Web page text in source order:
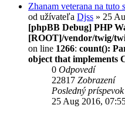
Zhanam veterana na tuto
od užívateľa Djss » 25
[phpBB Debug] PHP
[ROOT]/vendor/twig/
on line 1266: count():
object that implements
0 Odpovedí
22817 Zobrazení
Posledný príspevok
25 Aug 2016,